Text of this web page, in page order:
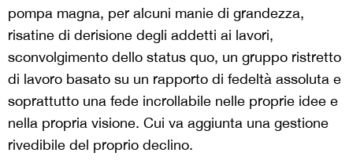
pompa magna, per alcuni manie di grandezza,
risatine di derisione degli addetti ai lavori,
sconvolgimento dello status quo, un gruppo ristretto
di lavoro basato su un rapporto di fedeltà assoluta e
soprattutto una fede incrollabile nelle proprie idee e
nella propria visione. Cui va aggiunta una gestione
rivedibile del proprio declino.